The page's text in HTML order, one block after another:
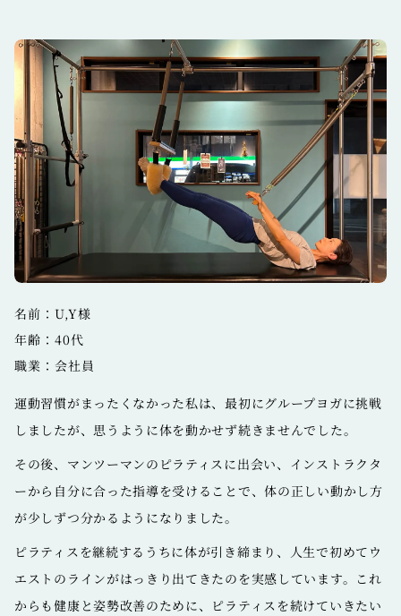
名前：U,Y様
年齢：40代
職業：会社員
運動習慣がまったくなかった私は、最初にグループヨガに挑戦
しましたが、思うように体を動かせず続きませんでした。
その後、マンツーマンのピラティスに出会い、インストラクタ
ーから自分に合った指導を受けることで、体の正しい動かし方
が少しずつ分かるようになりました。
ピラティスを継続するうちに体が引き締まり、人生で初めてウ
エストのラインがはっきり出てきたのを実感しています。これ
からも健康と姿勢改善のために、ピラティスを続けていきたい